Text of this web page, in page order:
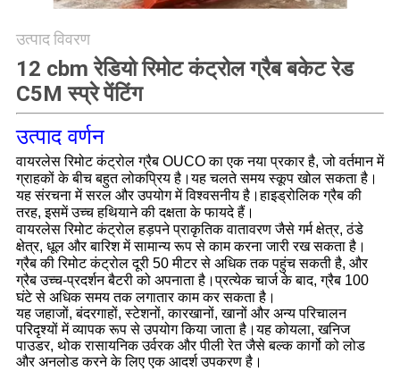
उत्पाद विवरण
12 cbm रेडियो रिमोट कंट्रोल ग्रैब बकेट रेड
C5M स्प्रे पेंटिंग
उत्पाद वर्णन
वायरलेस रिमोट कंट्रोल ग्रैब OUCO का एक नया प्रकार है, जो वर्तमान में
ग्राहकों के बीच बहुत लोकप्रिय है।यह चलते समय स्कूप खोल सकता है।
यह संरचना में सरल और उपयोग में विश्वसनीय है।हाइड्रोलिक ग्रैब की
तरह, इसमें उच्च हथियाने की दक्षता के फायदे हैं।
वायरलेस रिमोट कंट्रोल हड़पने प्राकृतिक वातावरण जैसे गर्म क्षेत्र, ठंडे
क्षेत्र, धूल और बारिश में सामान्य रूप से काम करना जारी रख सकता है।
ग्रैब की रिमोट कंट्रोल दूरी 50 मीटर से अधिक तक पहुंच सकती है, और
ग्रैब उच्च-प्रदर्शन बैटरी को अपनाता है।प्रत्येक चार्ज के बाद, ग्रैब 100
घंटे से अधिक समय तक लगातार काम कर सकता है।
यह जहाजों, बंदरगाहों, स्टेशनों, कारखानों, खानों और अन्य परिचालन
परिदृश्यों में व्यापक रूप से उपयोग किया जाता है।यह कोयला, खनिज
पाउडर, थोक रासायनिक उर्वरक और पीली रेत जैसे बल्क कार्गो को लोड
और अनलोड करने के लिए एक आदर्श उपकरण है।